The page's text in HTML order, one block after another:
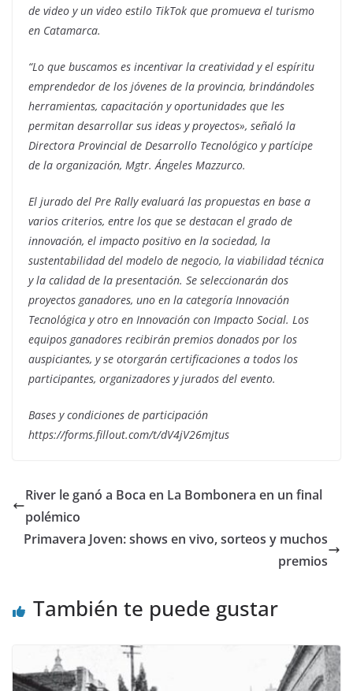
de video y un video estilo TikTok que promueva el turismo
en Catamarca.
“Lo que buscamos es incentivar la creatividad y el espíritu
emprendedor de los jóvenes de la provincia, brindándoles
herramientas, capacitación y oportunidades que les
permitan desarrollar sus ideas y proyectos», señaló la
Directora Provincial de Desarrollo Tecnológico y partícipe
de la organización, Mgtr. Ángeles Mazzurco.
El jurado del Pre Rally evaluará las propuestas en base a
varios criterios, entre los que se destacan el grado de
innovación, el impacto positivo en la sociedad, la
sustentabilidad del modelo de negocio, la viabilidad técnica
y la calidad de la presentación. Se seleccionarán dos
proyectos ganadores, uno en la categoría Innovación
Tecnológica y otro en Innovación con Impacto Social. Los
equipos ganadores recibirán premios donados por los
auspiciantes, y se otorgarán certificaciones a todos los
participantes, organizadores y jurados del evento.
Bases y condiciones de participación
https://forms.fillout.com/t/dV4jV26mjtus
River le ganó a Boca en La Bombonera en un final
polémico
Primavera Joven: shows en vivo, sorteos y muchos
premios
También te puede gustar